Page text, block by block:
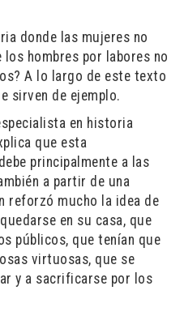
donde las mujeres no
los hombres por labores no
A lo largo de este texto
sirven de ejemplo.
en historia
que esta
principalmente a las
a partir de una
reforzó mucho la idea de
en su casa, que
públicos, que tenían que
virtuosas, que se
y a sacrificarse por los